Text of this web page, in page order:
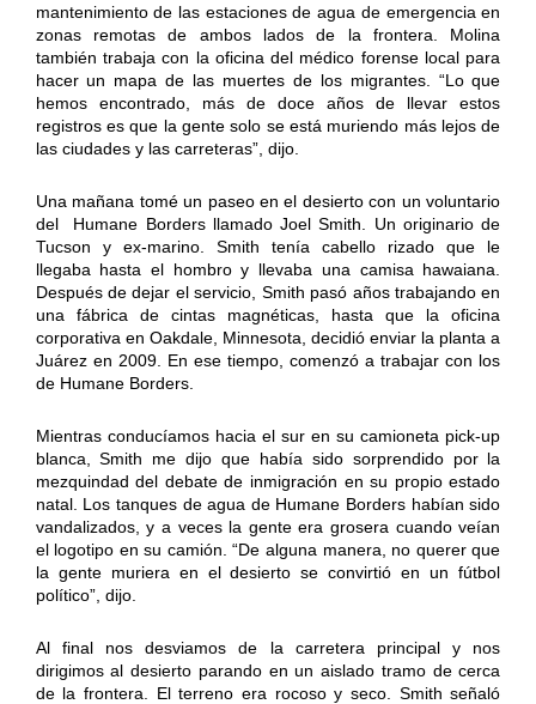
mantenimiento de las estaciones de agua de emergencia en
zonas remotas de ambos lados de la frontera. Molina
también trabaja con la oficina del médico forense local para
hacer un mapa de las muertes de los migrantes. “Lo que
hemos encontrado, más de doce años de llevar estos
registros es que la gente solo se está muriendo más lejos de
las ciudades y las carreteras”, dijo.
Una mañana tomé un paseo en el desierto con un voluntario
del Humane Borders llamado Joel Smith. Un originario de
Tucson y ex-marino. Smith tenía cabello rizado que le
llegaba hasta el hombro y llevaba una camisa hawaiana.
Después de dejar el servicio, Smith pasó años trabajando en
una fábrica de cintas magnéticas, hasta que la oficina
corporativa en Oakdale, Minnesota, decidió enviar la planta a
Juárez en 2009. En ese tiempo, comenzó a trabajar con los
de Humane Borders.
Mientras conducíamos hacia el sur en su camioneta pick-up
blanca, Smith me dijo que había sido sorprendido por la
mezquindad del debate de inmigración en su propio estado
natal. Los tanques de agua de Humane Borders habían sido
vandalizados, y a veces la gente era grosera cuando veían
el logotipo en su camión. “De alguna manera, no querer que
la gente muriera en el desierto se convirtió en un fútbol
político”, dijo.
Al final nos desviamos de la carretera principal y nos
dirigimos al desierto parando en un aislado tramo de cerca
de la frontera. El terreno era rocoso y seco. Smith señaló